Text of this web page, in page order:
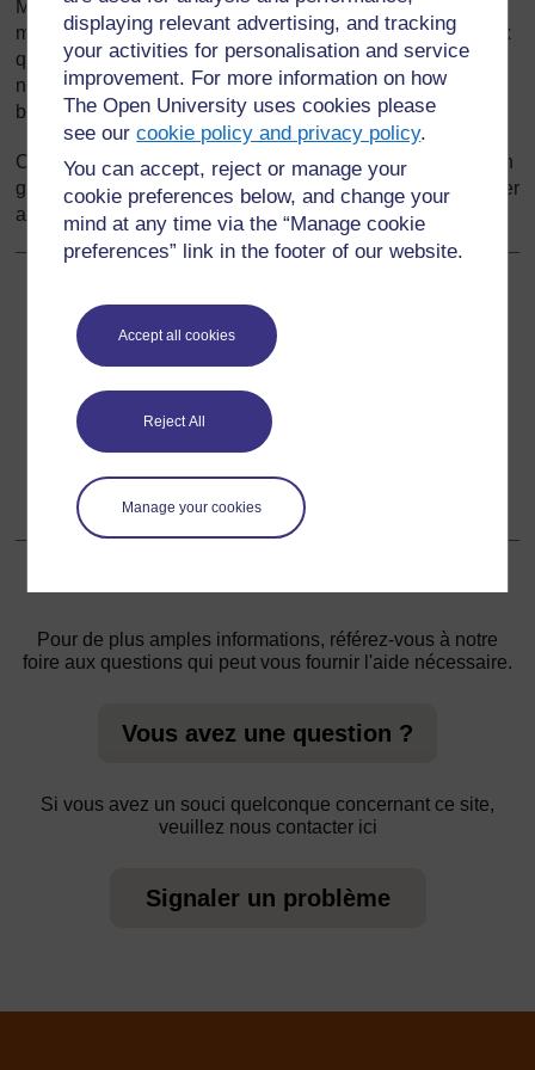
displaying relevant advertising, and tracking
your activities for personalisation and service
improvement. For more information on how
The Open University uses cookies please
see ourcookie policy and privacy policy.
You can accept, reject or manage your
cookie preferences below, and change your
mind at any time via the “Manage cookie
preferences” link in the footer of our website.
Accept all cookies
Reject All
Manage your cookies
M. Odjo ne pensait pas qu'il allait pleuvoir et il était
mécontent car l'averse avait désorganisé quelques travaux
qu'il avait prévus de faire dans la journée à la ferme ; il a
néanmoins rendu grâce à Dieu pour cette pluie qui allait
bien faire pousser les cultures.
Cette nuit-là, il a fait vraiment froid et la famille a dû faire un
grand feu et s'asseoir autour pour se réchauffer avant d'aller
au lit.
Précédent
Précédent
Ressource 4: Graphique d'observations
Suivant
Suivant
changeants
Pour de plus amples informations, référez-vous à notre
foire aux questions qui peut vous fournir l'aide nécessaire.
Vous avez une question ?
Si vous avez un souci quelconque concernant ce site,
veuillez nous contacter ici
Signaler un problème